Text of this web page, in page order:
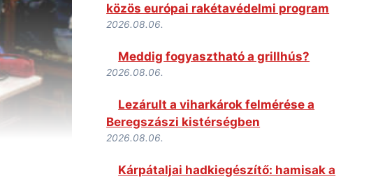
közös európai rakétavédelmi program
2026.08.06.
Meddig fogyasztható a grillhús?
2026.08.06.
Lezárult a viharkárok felmérése a
Beregszászi kistérségben
2026.08.06.
Kárpátaljai hadkiegészítő: hamisak a